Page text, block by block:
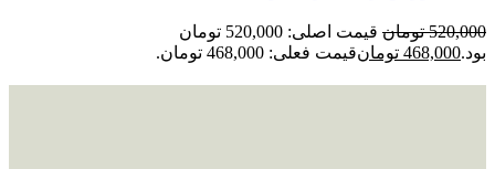
520,000 تومان
قیمت اصلی: 520,000 تومان
بود.468,000 تومانقیمت فعلی: 468,000 تومان.